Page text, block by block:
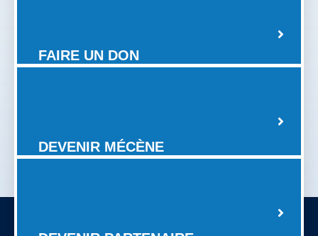
FAIRE UN DON
DEVENIR MÉCÈNE